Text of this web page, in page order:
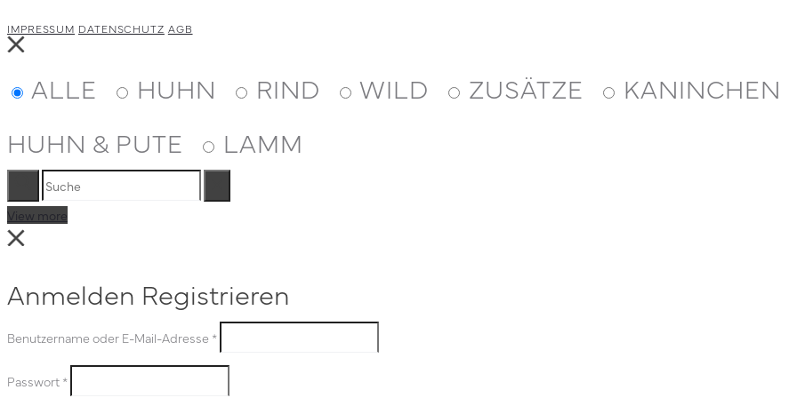
gewählt
IMPRESSUM DATENSCHUTZ AGB
Close
ALLE HUHN RIND WILD ZUSÄTZE KANINCHEN
HUHN & PUTE
LAMM
Suche
View more
Close
Anmelden Registrieren
Benutzername oder E-Mail-Adresse *
Passwort *